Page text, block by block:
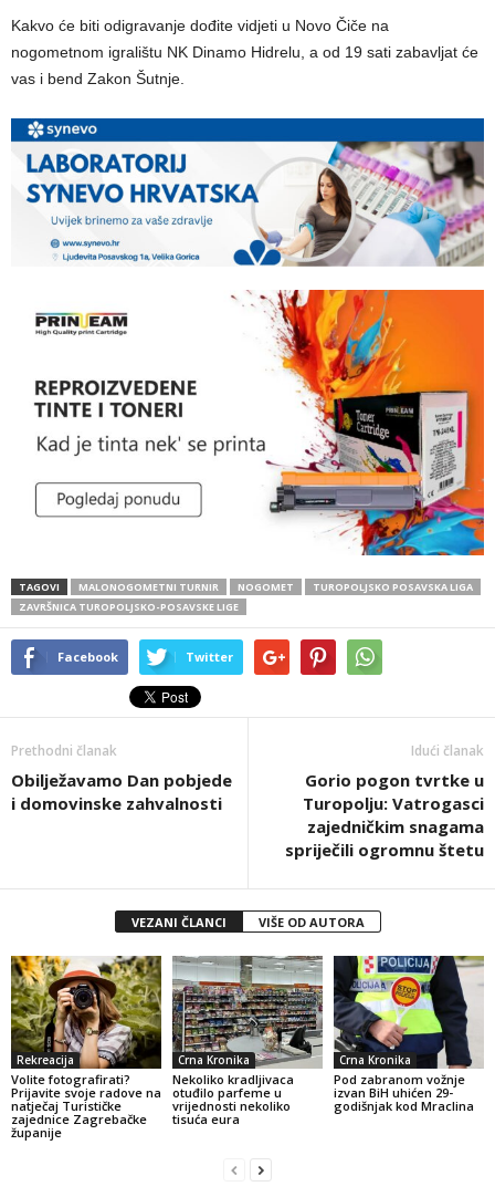
Kakvo će biti odigravanje dođite vidjeti u Novo Čiče na
nogometnom igralištu NK Dinamo Hidrelu, a od 19 sati zabavljat će
vas i bend Zakon Šutnje.
TAGOVI MALONOGOMETNI TURNIR NOGOMET
TUROPOLJSKO POSAVSKA LIGA
ZAVRŠNICA TUROPOLJSKO-POSAVSKE LIGE
Facebook Twitter
Prethodni članak
Obilježavamo Dan pobjede
i domovinske zahvalnosti
Idući članak
Gorio pogon tvrtke u
Turopolju: Vatrogasci
zajedničkim snagama
spriječili ogromnu štetu
VEZANI ČLANCI VIŠE OD AUTORA
Rekreacija
Volite fotografirati?
Prijavite svoje radove na
natječaj Turističke
zajednice Zagrebačke
županije
Crna Kronika
Nekoliko kradljivaca
otuđilo parfeme u
vrijednosti nekoliko
tisuća eura
Crna Kronika
Pod zabranom vožnje
izvan BiH uhićen 29-
godišnjak kod Mraclina